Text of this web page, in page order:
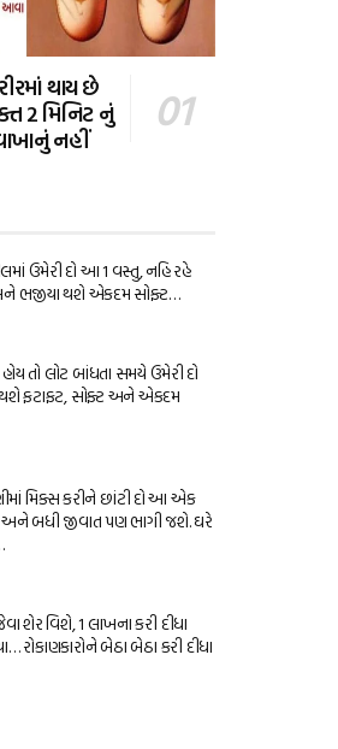
થાય છે
2 મિનિટ નું
નહીં
ઉમેરી દો આ 1 વસ્તુ, નહિ રહે
ભજીયા થશે એકદમ સોફ્ટ…
તો લોટ બાંધતા સમયે ઉમેરી દો
ફટાફટ, સોફ્ટ અને એકદમ
મિક્સ કરીને છાંટી દો આ એક
બધી જીવાત પણ ભાગી જશે. ઘરે
શેર વિશે, 1 લાખના કરી દીધા
રોકાણકારોને બેઠા બેઠા કરી દીધા